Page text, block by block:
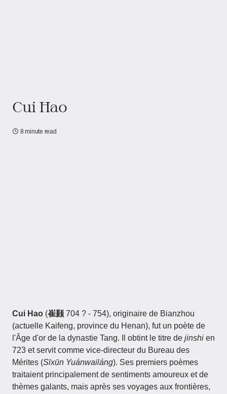
Cui Hao
8 minute read
Cui Hao (崔颢 704 ? - 754), originaire de Bianzhou
(actuelle Kaifeng, province du Henan), fut un poète de
l'Âge d'or de la dynastie Tang. Il obtint le titre de jinshi en
723 et servit comme vice-directeur du Bureau des
Mérites (Sīxūn Yuánwailáng). Ses premiers poèmes
traitaient principalement de sentiments amoureux et de
thèmes galants, mais après ses voyages aux frontières,